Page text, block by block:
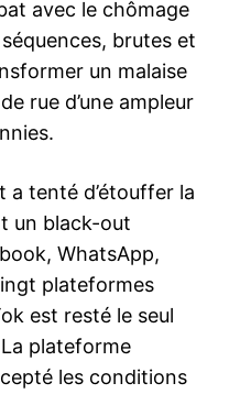
avec le chômage
brutes et
un malaise
rue d’une ampleur
a tenté d’étouffer la
un black-out
WhatsApp,
plateformes
est resté le seul
plateforme
les conditions